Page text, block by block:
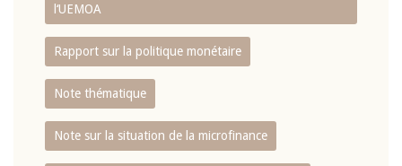
l‘UEMOA
Rapport sur la politique monétaire
Note thématique
Note sur la situation de la microfinance